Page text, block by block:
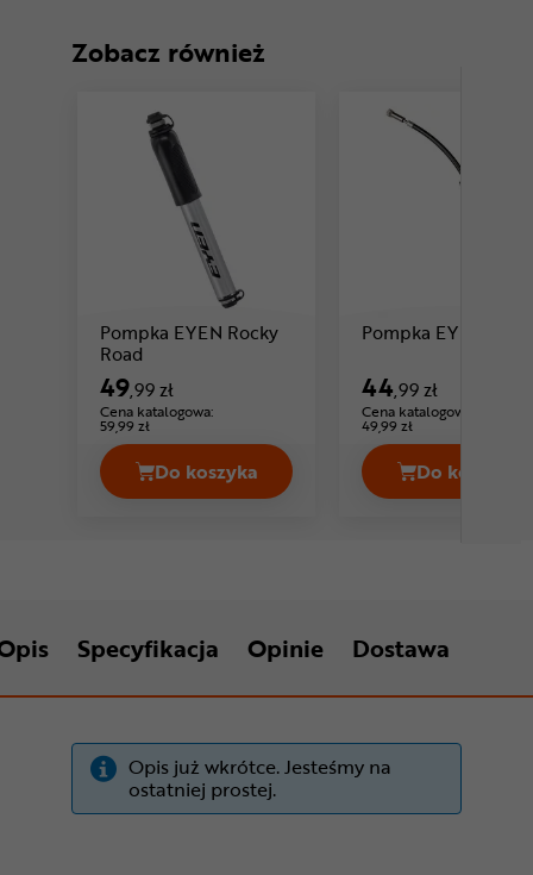
Zobacz również
Pompka EYEN Rocky
Road
49,99 zł
Cena katalogowa:
59,99 zł
Do koszyka
Pompka EYEN Rocky Road Cena
Pompka EYEN
44,99 zł
Cena katalogowa:
49,99 zł
Do koszyka
Specyfikacja Opinie Dostawa
Opis już wkrótce. Jesteśmy na
ostatniej prostej.